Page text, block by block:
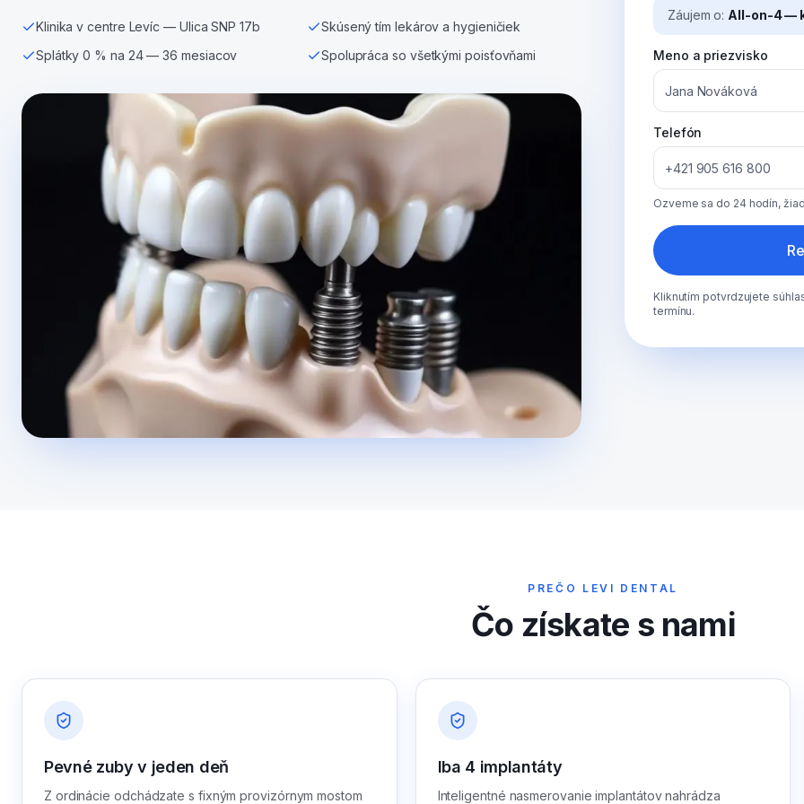
Klinika v centre Levíc — Ulica SNP 17b
Skúsený tím lekárov a hygieničiek
Splátky 0 % na 24 — 36 mesiacov
Spolupráca so všetkými poisťovňami
Záujem o: All-on-4 —
Meno a priezvisko
Telefón
Ozveme sa do 24 hodín,
Kliknutím potvrdzujete
termínu.
PREČO LEVI DENTAL
Čo získate s nami
Pevné zuby v jeden deň
Z ordinácie odchádzate s fixným provizórnym mostom
Iba 4 implantáty
Inteligentné nasmerovanie implantátov nahrádza